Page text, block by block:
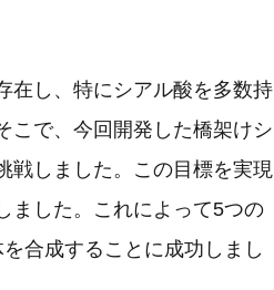
在し、特にシアル酸を多数持
こで、今回開発した橋架けシ
戦しました。この目標を実現
ました。これによって5つの
合成することに成功しまし